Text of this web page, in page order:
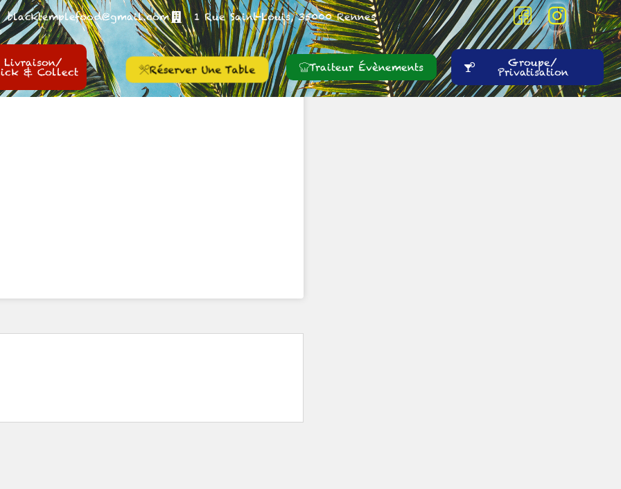
blacktemplefood@gmail.com 1 Rue Saint-Louis, 35000 Rennes
Livraison/
& Collect Réserver Une Table Traiteur Évènements Groupe/
Privatisation
2019